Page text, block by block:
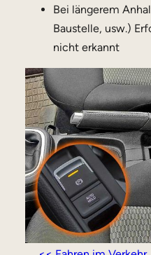
Bei längerem
Baustelle, usw.)
nicht erkannt